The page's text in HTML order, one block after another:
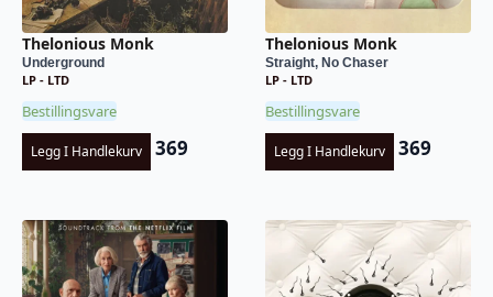
Thelonious Monk
Underground
LP - LTD
Bestillingsvare
Legg I Handlekurv 369
Thelonious Monk
Straight, No Chaser
LP - LTD
Bestillingsvare
Legg I Handlekurv 369